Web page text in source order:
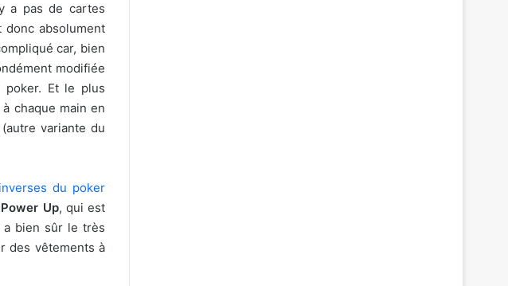
a pas de cartes
donc absolument
car, bien
modifiée
poker. Et le plus
chaque main en
variante du
du poker
Power Up, qui est
a bien sûr le très
des vêtements à